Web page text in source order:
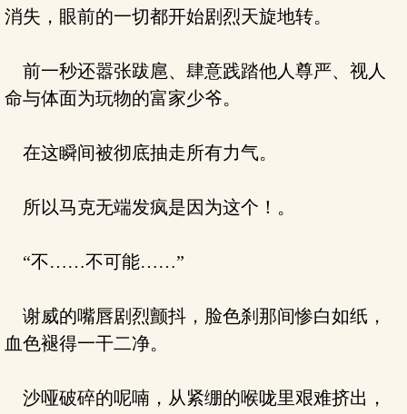
消失，眼前的一切都开始剧烈天旋地转。
前一秒还嚣张跋扈、肆意践踏他人尊严、视人
命与体面为玩物的富家少爷。
在这瞬间被彻底抽走所有力气。
所以马克无端发疯是因为这个！。
“不……不可能……”
谢威的嘴唇剧烈颤抖，脸色刹那间惨白如纸，
血色褪得一干二净。
沙哑破碎的呢喃，从紧绷的喉咙里艰难挤出，